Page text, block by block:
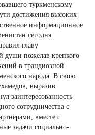
туркменскому
достижения высоких
информационное
сегодня.
главу
души пожелав крепкого
в грандиозной
народа. В свою
выразив
заинтересованность
сотрудничества с
вместе с
задачи социально-